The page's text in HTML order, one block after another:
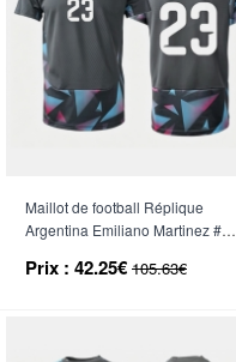
Maillot de football Réplique
Argentina Emiliano Martinez #23
2026 Manche Courte
Prix : 42.25€ 105.63€